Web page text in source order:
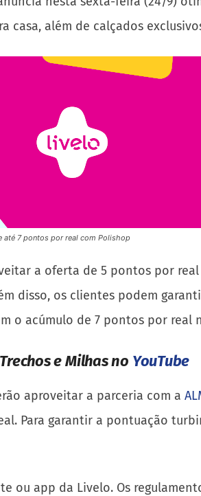
além de calçados
até 7 pontos por real com Polishop
a oferta de 5 pontos por real
disso, os clientes podem
o acúmulo de 7 pontos por real
e Milhas no YouTube
aproveitar a parceria com a
Para garantir a pontuação
ou app da Livelo. Os